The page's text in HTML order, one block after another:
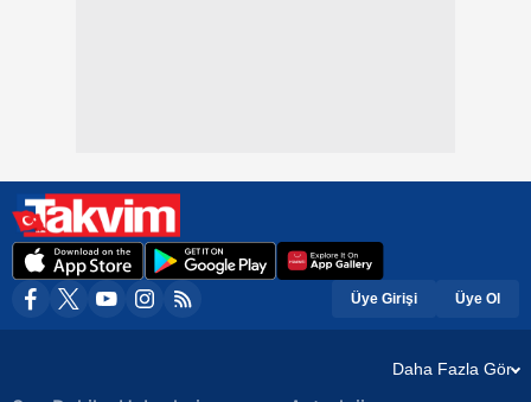
Üye Girişi Üye Ol
Daha Fazla Gör